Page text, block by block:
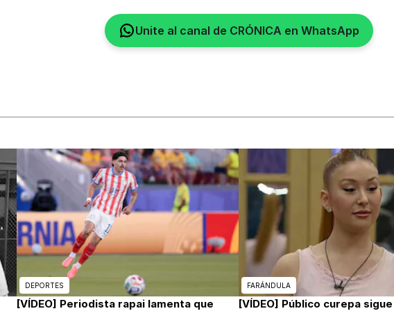
Unite al canal de CRÓNICA en WhatsApp
DEPORTES
[VÍDEO] Periodista rapai lamenta que
FARÁNDULA
[VÍDEO] Público curepa